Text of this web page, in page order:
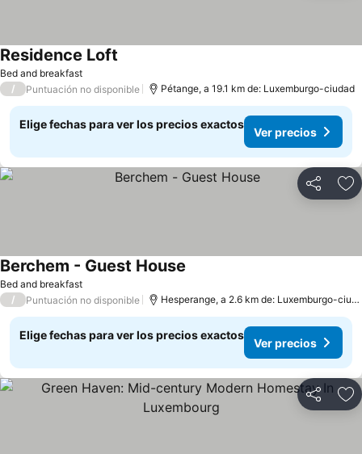
Bed and breakfast
Residence Loft
/ Puntuación no disponible Pétange, a 19.1 km de: Luxemburgo-ciudad
Elige fechas para ver los precios exactos
Ver precios
Compartir
Bed and breakfast
Berchem - Guest House
/ Puntuación no disponible Hesperange, a 2.6 km de: Luxemburgo-ciudad
Elige fechas para ver los precios exactos
Ver precios
Compartir